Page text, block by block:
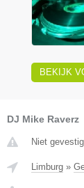
BEKIJK
DJ Mike Raverz
Niet
Limburg »